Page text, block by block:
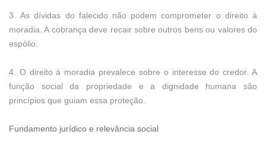
3. As dívidas do falecido não podem comprometer o direito à
moradia. A cobrança deve recair sobre outros bens ou valores do
espólio.
4. O direito à moradia prevalece sobre o interesse do credor. A
função social da propriedade e a dignidade humana são
princípios que guiam essa proteção.
Fundamento jurídico e relevância social